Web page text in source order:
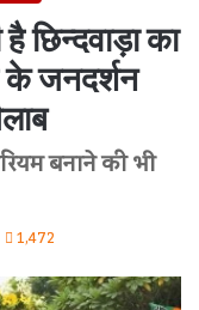
छिन्दवाड़ा का
के जनदर्शन
बनाने की भी
1,472